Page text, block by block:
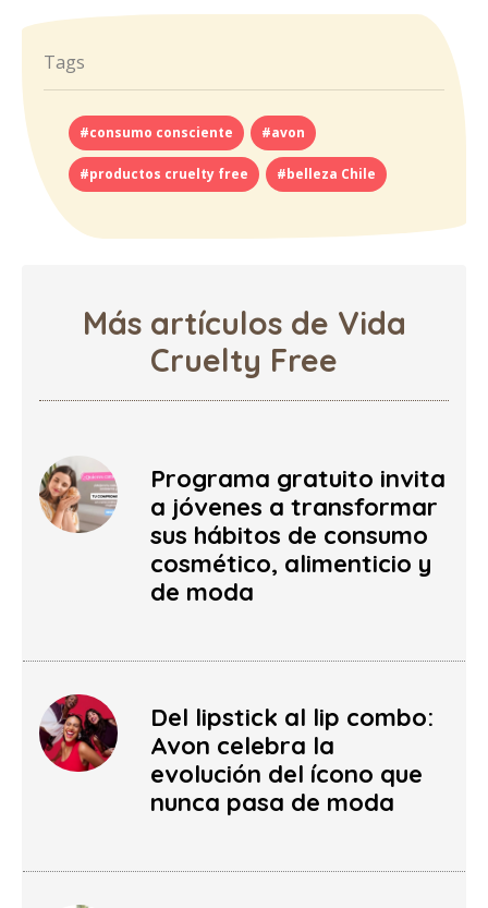
Tags
#consumo consciente #avon
#productos cruelty free #belleza Chile
Más artículos de Vida
Cruelty Free
Programa gratuito invita
a jóvenes a transformar
sus hábitos de consumo
cosmético, alimenticio y
de moda
Del lipstick al lip combo:
Avon celebra la
evolución del ícono que
nunca pasa de moda